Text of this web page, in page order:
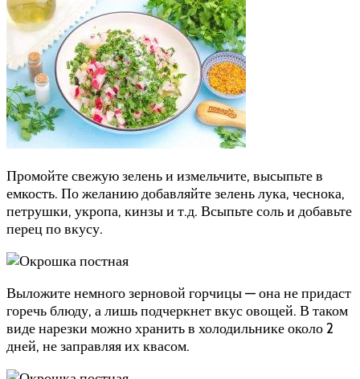
Промойте свежую зелень и измельчите, высыпьте в
емкость. По желанию добавляйте зелень лука, чеснока,
петрушки, укропа, кинзы и т.д. Всыпьте соль и добавьте
перец по вкусу.
Выложите немного зерновой горчицы — она не придаст
горечь блюду, а лишь подчеркнет вкус овощей. В таком
виде нарезки можно хранить в холодильнике около 2
дней, не заправляя их квасом.